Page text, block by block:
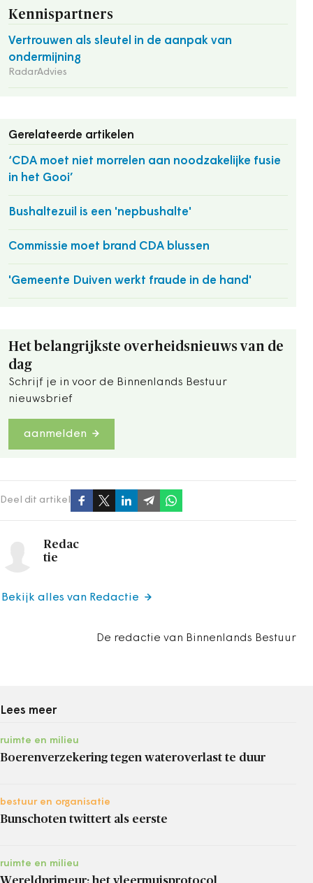
Kennispartners
Vertrouwen als sleutel in de aanpak van
ondermijning
RadarAdvies
Gerelateerde artikelen
‘CDA moet niet morrelen aan noodzakelijke fusie
in het Gooi’
Bushaltezuil is een 'nepbushalte'
Commissie moet brand CDA blussen
'Gemeente Duiven werkt fraude in de hand'
Het belangrijkste overheidsnieuws van de
dag
Schrijf je in voor de Binnenlands Bestuur
nieuwsbrief
aanmelden
Deel dit artikel
Redac
tie
De redactie van Binnenlands Bestuur
Bekijk alles van Redactie
Lees meer
ruimte en milieu
Boerenverzekering tegen wateroverlast te duur
bestuur en organisatie
Bunschoten twittert als eerste
ruimte en milieu
Wereldprimeur: het vleermuisprotocol